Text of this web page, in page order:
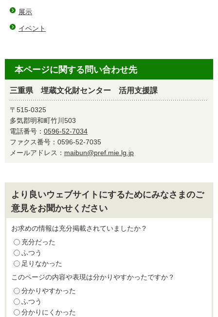
展示
イベント
本ページに関する問い合わせ先
三重県 埋蔵文化財センター 活用支援課
〒515-0325
多気郡明和町竹川503
電話番号： 0596-52-7034
ファクス番号：0596-52-7035
メールアドレス： maibun@pref.mie.lg.jp
より良いウェブサイトにするためにみなさまのご
意見をお聞かせください
お求めの情報は充分掲載されていましたか？
充分だった
ふつう
足りなかった
このページの内容や表現は分かりやすかったですか？
分かりやすかった
ふつう
分かりにくかった